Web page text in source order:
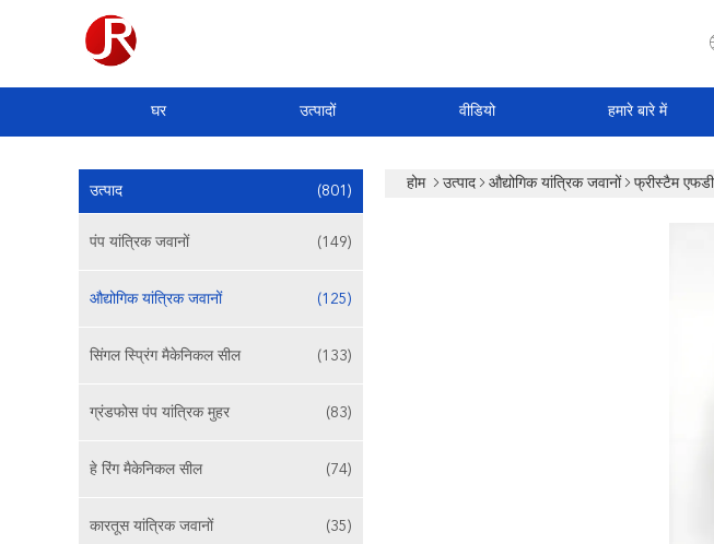
घर उत्पादों वीडियो हमारे बारे में
उत्पाद (801)
पंप यांत्रिक जवानों (149)
औद्योगिक यांत्रिक जवानों (125)
सिंगल स्प्रिंग मैकेनिकल सील (133)
ग्रंडफोस पंप यांत्रिक मुहर (83)
हे रिंग मैकेनिकल सील (74)
कारतूस यांत्रिक जवानों (35)
होम उत्पाद औद्योगिक यांत्रिक जवानों फ्रीस्टैम